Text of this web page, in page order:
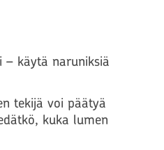
– käytä naruniksiä
tekijä voi päätyä
kuka lumen